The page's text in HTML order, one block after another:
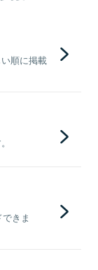
順に掲載
きま